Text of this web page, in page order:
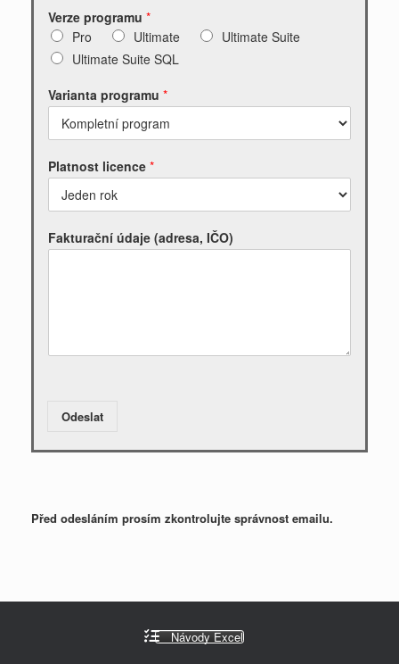
Verze programu *
Pro
Ultimate
Ultimate Suite
Ultimate Suite SQL
Varianta programu *
Platnost licence *
Fakturační údaje (adresa, IČO)
Odeslat
Před odesláním prosím zkontrolujte správnost emailu.
Návody Excel